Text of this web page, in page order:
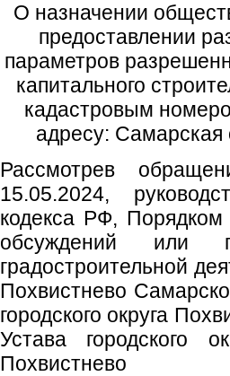
О назначении
предоставлении
параметров
капитального
кадастровым
адресу: Самарская
Рассмотрев
15.05.2024,
кодекса РФ,
обсуждений или
градостроительной
Похвистнево
городского округа
Устава городского
Похвистнево